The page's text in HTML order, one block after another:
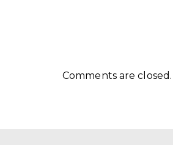
Comments are closed.